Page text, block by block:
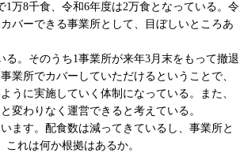
万8千食、令和6年度は2万食となっている。令
バーできる事業所として、目ぼしいところあ
。そのうち1事業所が来年3月末をもって撤退
業所でカバーしていただけるということで、
うに実施していく体制になっている。また、
変わりなく運営できると考えている。
ます。配食数は減ってきているし、事業所と
れは何か根拠はあるか。